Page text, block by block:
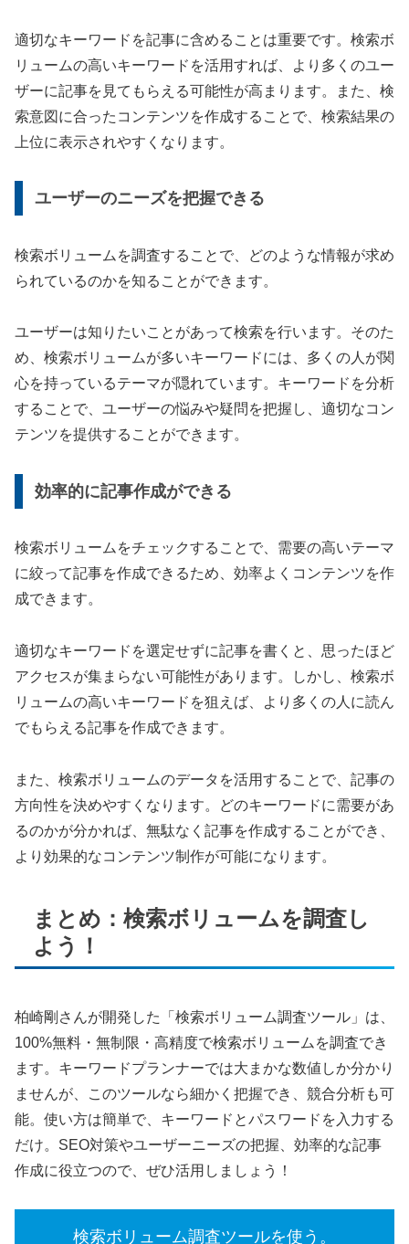
適切なキーワードを記事に含めることは重要です。検索ボ
リュームの高いキーワードを活用すれば、より多くのユー
ザーに記事を見てもらえる可能性が高まります。また、検
索意図に合ったコンテンツを作成することで、検索結果の
上位に表示されやすくなります。
ユーザーのニーズを把握できる
検索ボリュームを調査することで、どのような情報が求め
られているのかを知ることができます。
ユーザーは知りたいことがあって検索を行います。そのた
め、検索ボリュームが多いキーワードには、多くの人が関
心を持っているテーマが隠れています。キーワードを分析
することで、ユーザーの悩みや疑問を把握し、適切なコン
テンツを提供することができます。
効率的に記事作成ができる
検索ボリュームをチェックすることで、需要の高いテーマ
に絞って記事を作成できるため、効率よくコンテンツを作
成できます。
適切なキーワードを選定せずに記事を書くと、思ったほど
アクセスが集まらない可能性があります。しかし、検索ボ
リュームの高いキーワードを狙えば、より多くの人に読ん
でもらえる記事を作成できます。
また、検索ボリュームのデータを活用することで、記事の
方向性を決めやすくなります。どのキーワードに需要があ
るのかが分かれば、無駄なく記事を作成することができ、
より効果的なコンテンツ制作が可能になります。
まとめ：検索ボリュームを調査し
よう！
柏崎剛さんが開発した「検索ボリューム調査ツール」は、
100%無料・無制限・高精度で検索ボリュームを調査でき
ます。キーワードプランナーでは大まかな数値しか分かり
ませんが、このツールなら細かく把握でき、競合分析も可
能。使い方は簡単で、キーワードとパスワードを入力する
だけ。SEO対策やユーザーニーズの把握、効率的な記事
作成に役立つので、ぜひ活用しましょう！
検索ボリューム調査ツールを使う。